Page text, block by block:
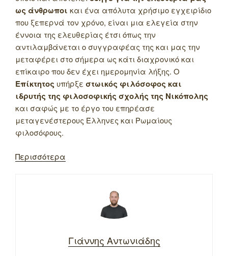
ως άνθρωποι και ένα απόλυτα χρήσιμο εγχειρίδιο
που ξεπερνά τον χρόνο, είναι μια ελεγεία στην
έννοια της ελευθερίας έτσι όπως την
αντιλαμβάνεται ο συγγραφέας της και μας την
μεταφέρει στο σήμερα ως κάτι διαχρονικό και
επίκαιρο που δεν έχει ημερομηνία λήξης. Ο
Επίκτητος υπήρξε στωικός φιλόσοφος και
ιδρυτής της φιλοσοφικής σχολής της Νικόπολης
και σαφώς με το έργο του επηρέασε
μεταγενέστερους Έλληνες και Ρωμαίους
φιλοσόφους.
Περισσότερα
Γιάννης Αντωνιάδης